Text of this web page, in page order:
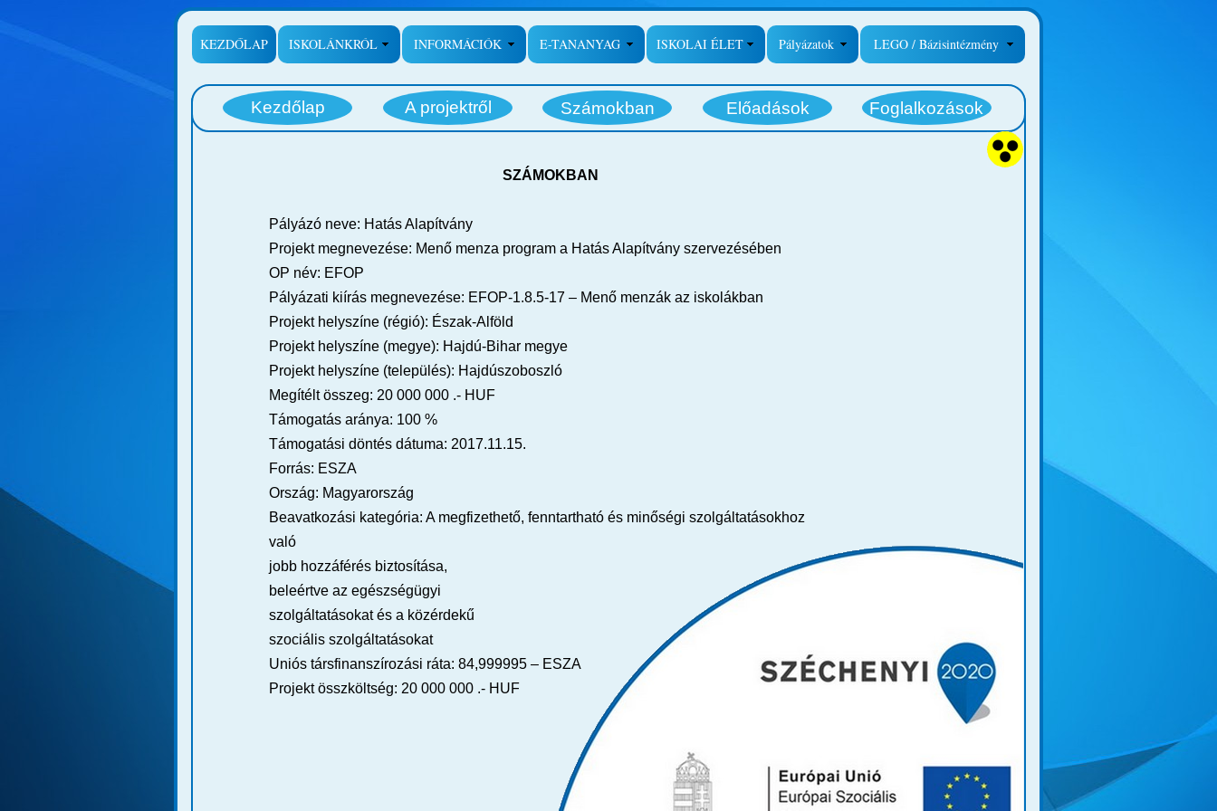
KEZDŐLAP ISKOLÁNKRÓL INFORMÁCIÓK E-TANANYAG ISKOLAI ÉLET Pályázatok LEGO / Bázisintézmény
Kezdőlap A projektről Számokban Előadások Foglalkozások
SZÁMOKBAN
Pályázó neve: Hatás Alapítvány
Projekt megnevezése: Menő menza program a Hatás Alapítvány szervezésében
OP név: EFOP
Pályázati kiírás megnevezése: EFOP-1.8.5-17 – Menő menzák az iskolákban
Projekt helyszíne (régió): Észak-Alföld
Projekt helyszíne (megye): Hajdú-Bihar megye
Projekt helyszíne (település): Hajdúszoboszló
Megítélt összeg: 20 000 000 .- HUF
Támogatás aránya: 100 %
Támogatási döntés dátuma: 2017.11.15.
Forrás: ESZA
Ország: Magyarország
Beavatkozási kategória: A megfizethető, fenntartható és minőségi szolgáltatásokhoz
való
jobb hozzáférés biztosítása,
beleértve az egészségügyi
szolgáltatásokat és a közérdekű
szociális szolgáltatásokat
Uniós társfinanszírozási ráta: 84,999995 – ESZA
Projekt összköltség: 20 000 000 .- HUF